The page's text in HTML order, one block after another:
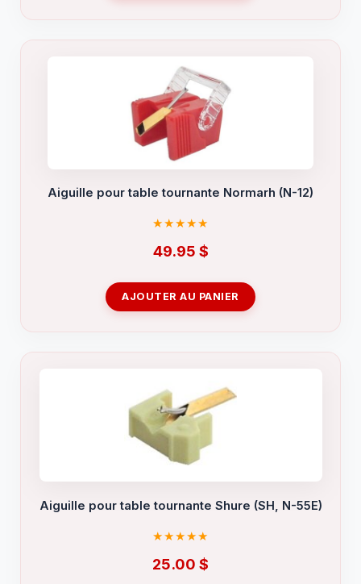
Aiguille pour table tournante Normarh (N-12)
49.95 $
AJOUTER AU PANIER
Aiguille pour table tournante Shure (SH, N-55E)
25.00 $